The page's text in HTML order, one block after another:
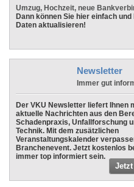
Umzug, Hochzeit, neue
Dann können Sie hier einfach und
Daten aktualisieren!
Newsletter
Immer gut
Der VKU Newsletter liefert Ihnen
aktuelle Nachrichten aus den
Schadenpraxis, Unfallforschung
Technik. Mit dem zusätzlichen
Veranstaltungskalender
Branchenevent. Jetzt kostenlos
immer top informiert sein.